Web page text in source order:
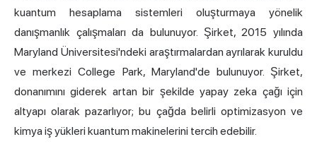
kuantum hesaplama sistemleri oluşturmaya yönelik
danışmanlık çalışmaları da bulunuyor. Şirket, 2015 yılında
Maryland Üniversitesi'ndeki araştırmalardan ayrılarak kuruldu
ve merkezi College Park, Maryland'de bulunuyor. Şirket,
donanımını giderek artan bir şekilde yapay zeka çağı için
altyapı olarak pazarlıyor; bu çağda belirli optimizasyon ve
kimya iş yükleri kuantum makinelerini tercih edebilir.